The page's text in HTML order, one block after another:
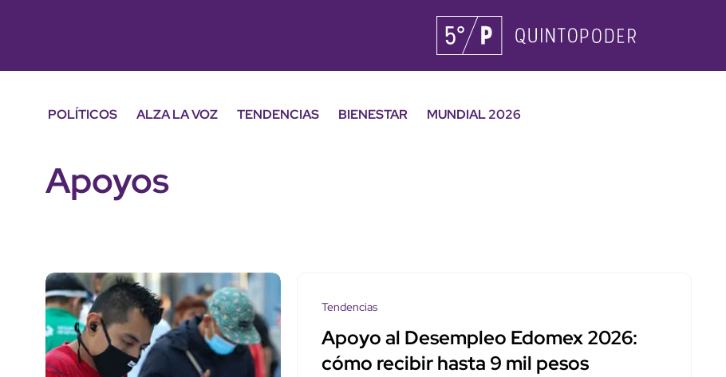
POLÍTICOS ALZA LA VOZ TENDENCIAS BIENESTAR
MUNDIAL 2026
Apoyos
Tendencias
Apoyo al Desempleo Edomex 2026:
cómo recibir hasta 9 mil pesos